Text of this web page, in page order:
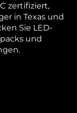
zertifiziert,
in Texas und
Sie LED-
und